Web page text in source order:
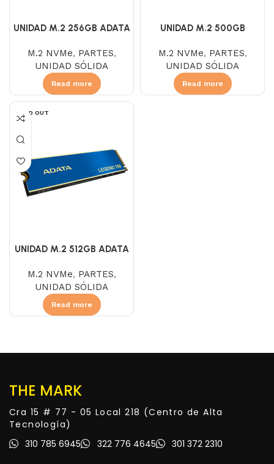
UNIDAD M.2 256GB ADATA
M.2 NVMe, PARTES,
UNIDAD SÓLIDA
Read more
UNIDAD M.2 500GB
M.2 NVMe, PARTES,
UNIDAD SÓLIDA
Read more
SOLD OUT
UNIDAD M.2 512GB ADATA
M.2 NVMe, PARTES,
UNIDAD SÓLIDA
Read more
THE MARK
Cra 15 # 77 - 05 Local 218 (Centro de Alta
Tecnología)
310 785 6945
322 776 4645 301 372 2310